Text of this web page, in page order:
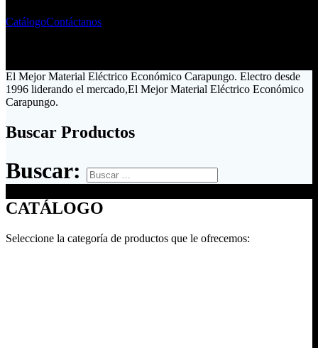
CatálogoContáctanos
El Mejor Material Eléctrico Económico Carapungo. Electro desde
1996 liderando el mercado,El Mejor Material Eléctrico Económico
Carapungo.
Buscar Productos
Buscar:
CATÁLOGO
Seleccione la categoría de productos que le ofrecemos: